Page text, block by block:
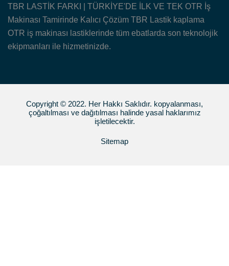
TBR LASTİK FARKI | TÜRKİYE'DE İLK VE TEK OTR İş
Makinası Tamirinde Kalıcı Çözüm TBR Lastik kaplama
OTR iş makinası lastiklerinde tüm ebatlarda son teknolojik
ekipmanları ile hizmetinizde.
Copyright © 2022. Her Hakkı Saklıdır. kopyalanması,
çoğaltılması ve dağıtılması halinde yasal haklarımız
işletilecektir.
Sitemap